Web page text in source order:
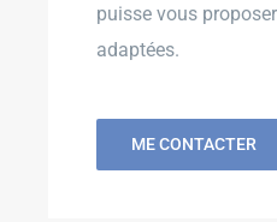
puisse vous
adaptées.
ME CONTACTER